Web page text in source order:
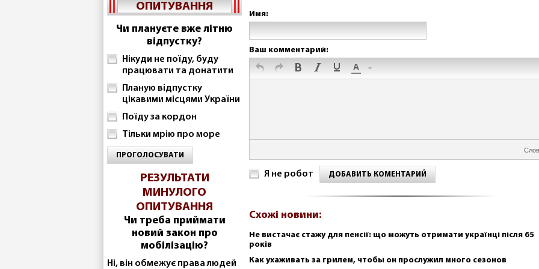
ОПИТУВАННЯ
Чи плануєте вже літню
відпустку?
Нікуди не поїду, буду
працювати та донатити
Планую відпустку
цікавими місцями України
Поїду за кордон
Тільки мрію про море
ПРОГОЛОСУВАТИ
РЕЗУЛЬТАТИ
МИНУЛОГО
ОПИТУВАННЯ
Чи треба приймати
новий закон про
мобілізацію?
Ні, він обмежує права людей
Имя:
Ваш комментарий:
Я не робот ДОБАВИТЬ КОМЕНТАРИЙ
Схожі новини:
Не вистачає стажу для пенсії: що можуть отримати українці після 65
років
Как ухаживать за грилем, чтобы он прослужил много сезонов